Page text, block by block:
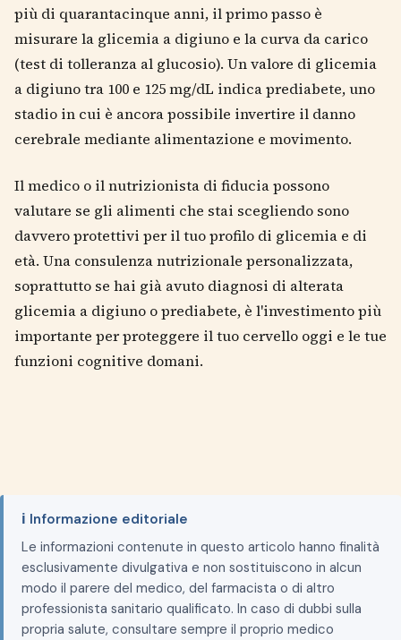
più di quarantacinque anni, il primo passo è
misurare la glicemia a digiuno e la curva da carico
(test di tolleranza al glucosio). Un valore di glicemia
a digiuno tra 100 e 125 mg/dL indica prediabete, uno
stadio in cui è ancora possibile invertire il danno
cerebrale mediante alimentazione e movimento.
Il medico o il nutrizionista di fiducia possono
valutare se gli alimenti che stai scegliendo sono
davvero protettivi per il tuo profilo di glicemia e di
età. Una consulenza nutrizionale personalizzata,
soprattutto se hai già avuto diagnosi di alterata
glicemia a digiuno o prediabete, è l'investimento più
importante per proteggere il tuo cervello oggi e le tue
funzioni cognitive domani.
ℹ️ Informazione editoriale
Le informazioni contenute in questo articolo hanno finalità
esclusivamente divulgativa e non sostituiscono in alcun
modo il parere del medico, del farmacista o di altro
professionista sanitario qualificato. In caso di dubbi sulla
propria salute, consultare sempre il proprio medico